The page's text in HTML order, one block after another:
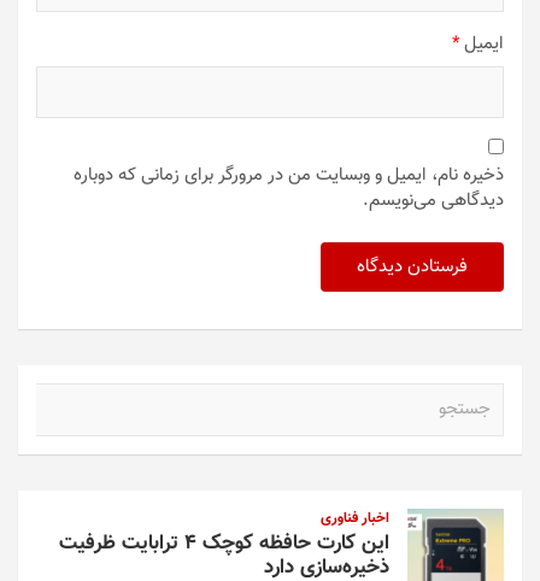
ایمیل*
ذخیره نام، ایمیل و وبسایت من در مرورگر برای زمانی که دوباره
دیدگاهی می‌نویسم.
اخبار فناوری
این کارت حافظه کوچک ۴ ترابایت ظرفیت
ذخیره‌سازی دارد